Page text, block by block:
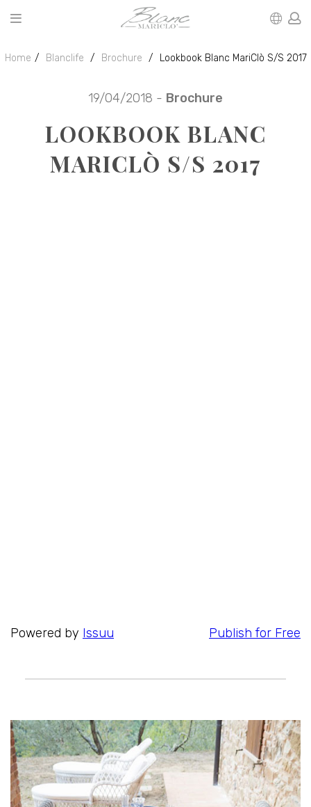
Home Blanclife Brochure Lookbook Blanc MariClò S/S 2017
19/04/2018 - Brochure
LOOKBOOK BLANC
MARICLÒ S/S 2017
Powered by Issuu Publish for Free